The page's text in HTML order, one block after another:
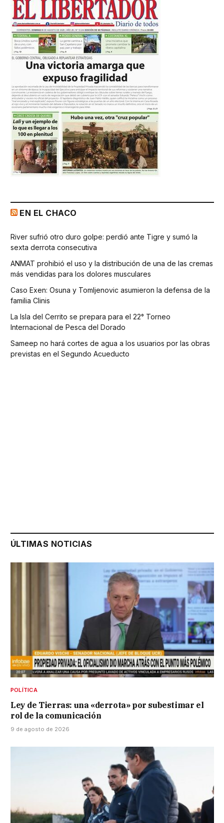
EN EL CHACO
River sufrió otro duro golpe: perdió ante Tigre y sumó la
sexta derrota consecutiva
ANMAT prohibió el uso y la distribución de una de las cremas
más vendidas para los dolores musculares
Caso Exen: Osuna y Tomljenovic asumieron la defensa de la
familia Clinis
La Isla del Cerrito se prepara para el 22° Torneo
Internacional de Pesca del Dorado
Sameep no hará cortes de agua a los usuarios por las obras
previstas en el Segundo Acueducto
ÚLTIMAS NOTICIAS
POLÍTICA
Ley de Tierras: una «derrota» por subestimar el
rol de la comunicación
9 de agosto de 2026